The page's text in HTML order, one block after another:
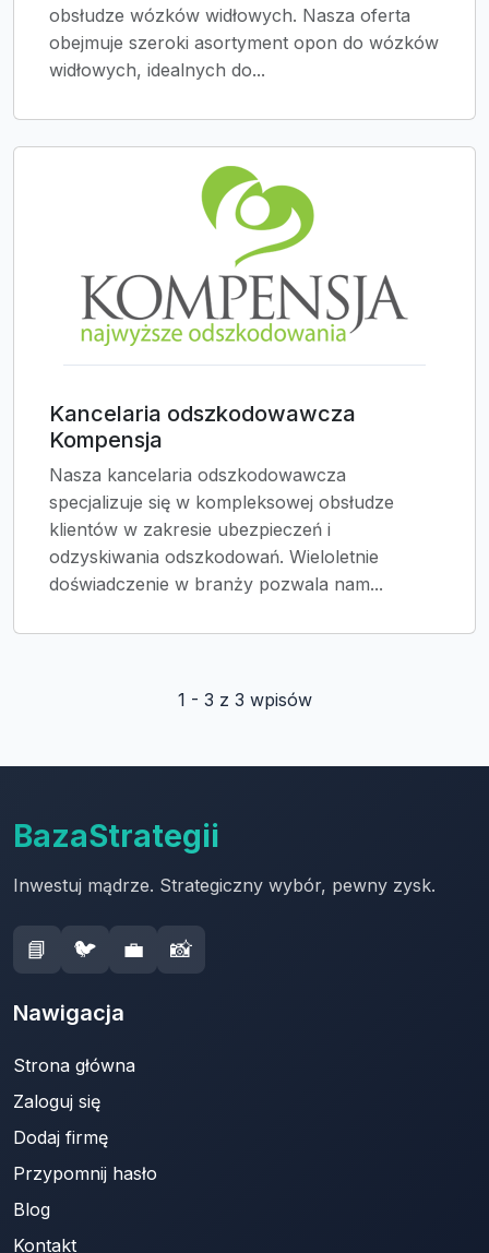
obsłudze wózków widłowych. Nasza oferta
obejmuje szeroki asortyment opon do wózków
widłowych, idealnych do...
Kancelaria odszkodowawcza
Kompensja
Nasza kancelaria odszkodowawcza
specjalizuje się w kompleksowej obsłudze
klientów w zakresie ubezpieczeń i
odzyskiwania odszkodowań. Wieloletnie
doświadczenie w branży pozwala nam...
1 - 3 z 3 wpisów
BazaStrategii
Inwestuj mądrze. Strategiczny wybór, pewny zysk.
📘 🐦 💼 📸
Nawigacja
Strona główna
Zaloguj się
Dodaj firmę
Przypomnij hasło
Blog
Kontakt